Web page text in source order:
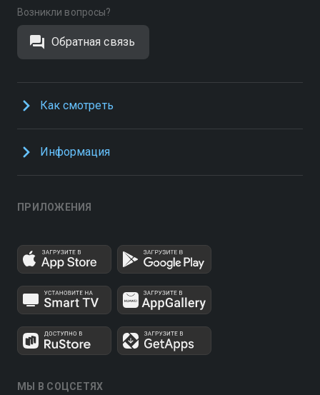
Возникли вопросы?
Обратная связь
Как смотреть
Информация
ПРИЛОЖЕНИЯ
МЫ В СОЦСЕТЯХ